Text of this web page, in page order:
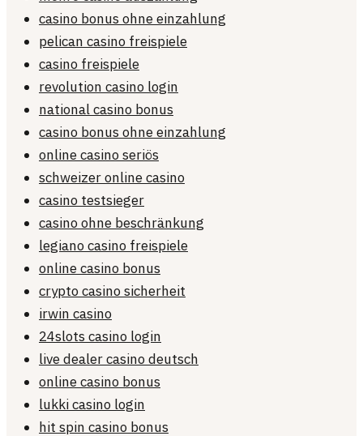
casino bonus ohne einzahlung
pelican casino freispiele
casino freispiele
revolution casino login
national casino bonus
casino bonus ohne einzahlung
online casino seriös
schweizer online casino
casino testsieger
casino ohne beschränkung
legiano casino freispiele
online casino bonus
crypto casino sicherheit
irwin casino
24slots casino login
live dealer casino deutsch
online casino bonus
lukki casino login
hit spin casino bonus